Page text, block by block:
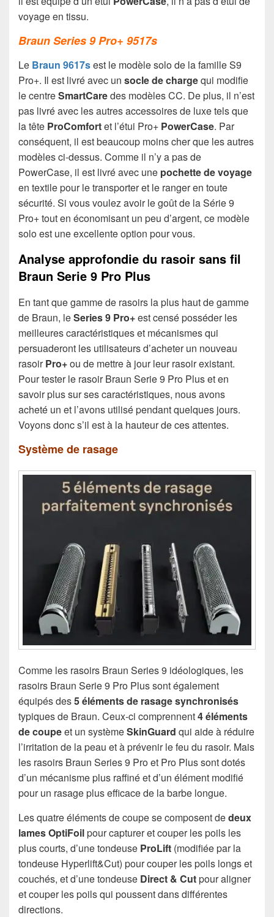
voyage en tissu.
Braun Series 9 Pro+ 9517s
Le Braun 9617sest le modèle solo de la famille S9
Pro+. Il est livré avec un socle de chargequi modifie
le centreSmartCaredes modèles CC. De plus, il n’est
pas livré avec les autres accessoires de luxe tels que
la tête ProComfortet l’étui Pro+ PowerCase. Par
conséquent, il est beaucoup moins cher que les autres
modèles ci-dessus. Comme il n’y a pas de
PowerCase, il est livré avec une pochette de voyage
en textile pour le transporter et le ranger en toute
sécurité. Si vous voulez avoir le goût de la Série 9
Pro+ tout en économisant un peu d’argent, ce modèle
solo est une excellente option pour vous.
Analyse approfondie du rasoir sans fil
Braun Serie 9 Pro Plus
En tant que gamme de rasoirs la plus haut de gamme
de Braun, leSeries 9 Pro+est censé posséder les
meilleures caractéristiques et mécanismes qui
persuaderont les utilisateurs d’acheter un nouveau
rasoirPro+ou de mettre à jour leur rasoir existant.
Pour tester le rasoir Braun Serie 9 Pro Plus et en
savoir plus sur ses caractéristiques, nous avons
acheté un et l’avons utilisé pendant quelques jours.
Voyons donc s’il est à la hauteur de ces attentes.
Système de rasage
Comme les rasoirs Braun Series 9 idéologiques, les
rasoirs Braun Serie 9 Pro Plus sont également
équipés des5 éléments de rasage synchronisés
typiques de Braun. Ceux-ci comprennent4 éléments
de coupeet un systèmeSkinGuard qui aide à réduire
l’irritation de la peau et à prévenir le feu du rasoir. Mais
les rasoirs Braun Series 9 Pro et Pro Plus sont dotés
d’un mécanisme plus raffiné et d’un élément modifié
pour un rasage plus efficace de la barbe longue.
Les quatre éléments de coupe se composent dedeux
lames OptiFoilpour capturer et couper les poils les
plus courts, d’une tondeuse ProLift (modifiée par la
tondeuse Hyperlift&Cut) pour couper les poils longs et
couchés, et d’une tondeuse Direct & Cutpour aligner
et couper les poils qui poussent dans différentes
directions.